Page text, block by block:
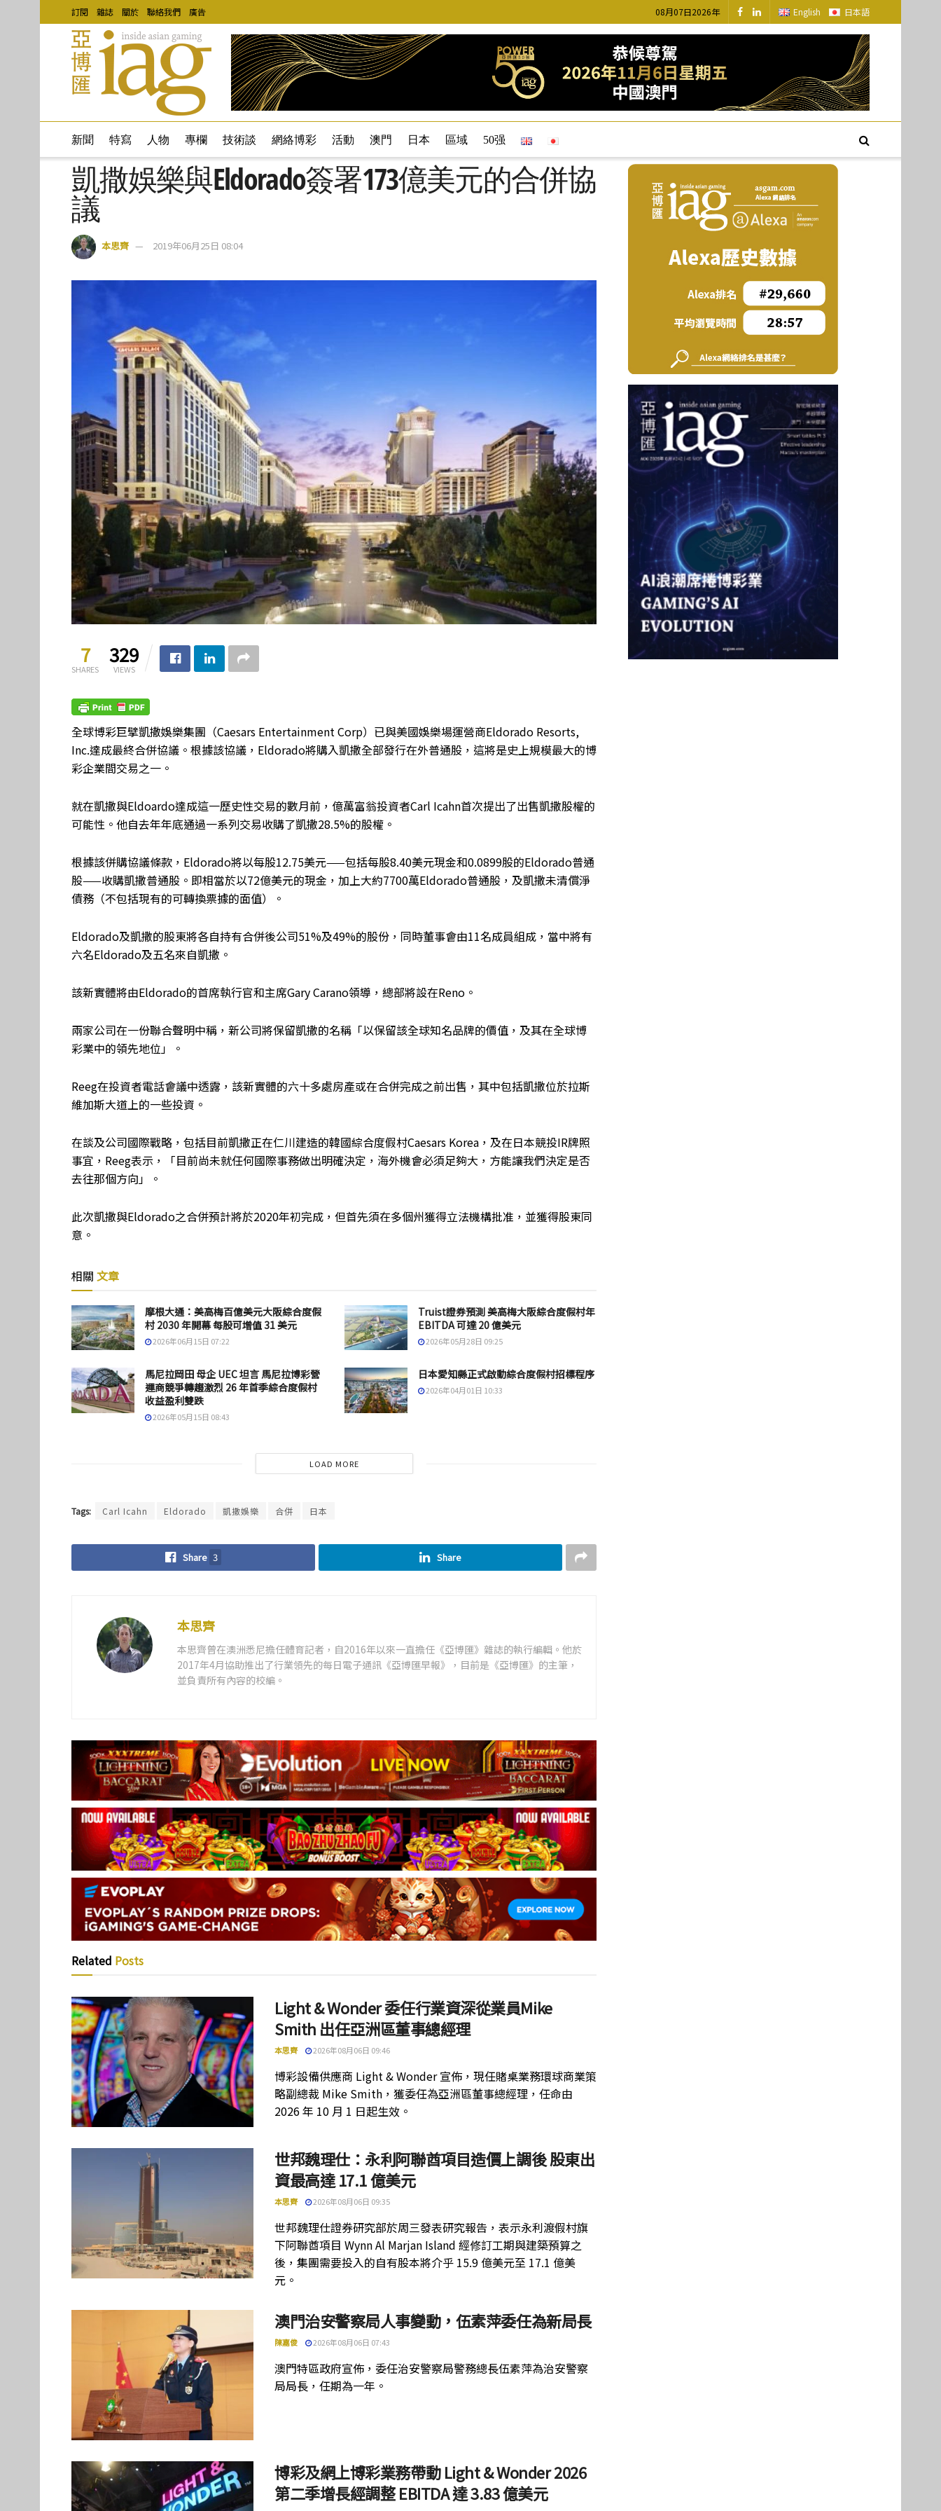
訂閱 雜誌 關於 聯絡我們 廣告 08月07日2026年 English 日本語
新聞 特寫 人物 專欄 技術談 網絡博彩 活動 澳門 日本 區域 50强
凱撒娛樂與Eldorado簽署173億美元的合併協
議
本思齊 2019年06月25日 08:04
7
SHARES
329
VIEWS
全球博彩巨擘凱撒娛樂集團（Caesars Entertainment Corp）已與美國娛樂場運營商Eldorado Resorts,
Inc.達成最終合併協議。根據該協議，Eldorado將購入凱撒全部發行在外普通股，這將是史上規模最大的博
彩企業間交易之一。
就在凱撒與Eldoardo達成這一歷史性交易的數月前，億萬富翁投資者Carl Icahn首次提出了出售凱撒股權的
可能性。他自去年年底通過一系列交易收購了凱撒28.5%的股權。
根據該併購協議條款，Eldorado將以每股12.75美元——包括每股8.40美元現金和0.0899股的Eldorado普通
股——收購凱撒普通股。即相當於以72億美元的現金，加上大約7700萬Eldorado普通股，及凱撒未清償淨
債務（不包括現有的可轉換票據的面值）。
Eldorado及凱撒的股東將各自持有合併後公司51%及49%的股份，同時董事會由11名成員組成，當中將有
六名Eldorado及五名來自凱撒。
該新實體將由Eldorado的首席執行官和主席Gary Carano領導，總部將設在Reno。
兩家公司在一份聯合聲明中稱，新公司將保留凱撒的名稱「以保留該全球知名品牌的價值，及其在全球博
彩業中的領先地位」。
Reeg在投資者電話會議中透露，該新實體的六十多處房產或在合併完成之前出售，其中包括凱撒位於拉斯
維加斯大道上的一些投資。
在談及公司國際戰略，包括目前凱撒正在仁川建造的韓國綜合度假村Caesars Korea，及在日本競投IR牌照
事宜，Reeg表示，「目前尚未就任何國際事務做出明確決定，海外機會必須足夠大，方能讓我們決定是否
去往那個方向」。
此次凱撒與Eldorado之合併預計將於2020年初完成，但首先須在多個州獲得立法機構批准，並獲得股東同
意。
相關 文章
摩根大通：美高梅百億美元大阪綜合度假
村 2030 年開幕 每股可增值 31 美元
2026年06月15日 07:22
Truist證券預測 美高梅大阪綜合度假村年
EBITDA 可達 20 億美元
2026年05月28日 09:25
馬尼拉岡田 母企 UEC 坦言 馬尼拉博彩營
運商競爭轉趨激烈 26 年首季綜合度假村
收益盈利雙跌
2026年05月15日 08:43
日本愛知縣正式啟動綜合度假村招標程序
2026年04月01日 10:33
LOAD MORE
Tags: Carl Icahn Eldorado 凱撒娛樂 合併 日本
Share 3 Share
本思齊
本思齊曾在澳洲悉尼擔任體育記者，自2016年以來一直擔任《亞博匯》雜誌的執行編輯。他於
2017年4月協助推出了行業領先的每日電子通訊《亞博匯早報》，目前是《亞博匯》的主筆，
並負責所有內容的校編。
Related Posts
Light & Wonder 委任行業資深從業員Mike
Smith 出任亞洲區董事總經理
本思齊 2026年08月06日 09:46
博彩設備供應商 Light & Wonder 宣佈，現任賭桌業務環球商業策
略副總裁 Mike Smith，獲委任為亞洲區董事總經理，任命由
2026 年 10 月 1 日起生效。
世邦魏理仕：永利阿聯酋項目造價上調後 股東出
資最高達 17.1 億美元
本思齊 2026年08月06日 09:35
世邦魏理仕證券研究部於周三發表研究報告，表示永利渡假村旗
下阿聯酋項目 Wynn Al Marjan Island 經修訂工期與建築預算之
後，集團需要投入的自有股本將介乎 15.9 億美元至 17.1 億美
元。
澳門治安警察局人事變動，伍素萍委任為新局長
陳嘉俊 2026年08月06日 07:43
澳門特區政府宣佈，委任治安警察局警務總長伍素萍為治安警察
局局長，任期為一年。
博彩及網上博彩業務帶動 Light & Wonder 2026
第二季增長經調整 EBITDA 達 3.83 億美元